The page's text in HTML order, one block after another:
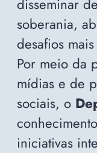
disseminar
soberania,
desafios
Por meio da
mídias e de
sociais, o
iniciativas